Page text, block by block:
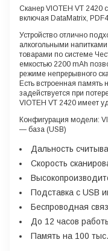
Сканер VIOTEH VT 2420
включая DataMatrix,
Устройство отлично
алкогольными
товарами по системе
емкостью 2200 mAh
режиме непрерывного
Есть встроенная память
задействуется при
VIOTEH VT 2420 имеет
Конфигурация модели:
— база (USB)
Дальность
Скорость
Подставка с USB
Беспроводная
До 12 часов
Память на 100